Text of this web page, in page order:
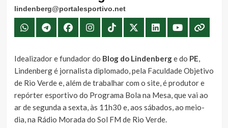
lindenberg@portalesportivo.net
Idealizador e fundador do Blog do Lindenberge do PE,
Lindenberg é jornalista diplomado, pela Faculdade Objetivo
de Rio Verde e, além de trabalhar com o site, é produtor e
repórter esportivo do Programa Bola na Mesa, que vai ao
ar de segunda a sexta, às 11h30 e, aos sábados, ao meio-
dia, na Rádio Morada do Sol FM de Rio Verde.